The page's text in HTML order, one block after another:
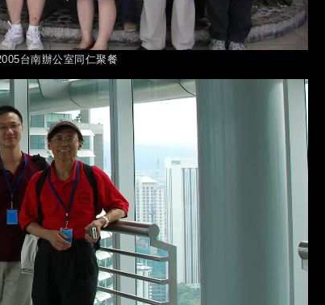
台南辦公室同仁聚餐